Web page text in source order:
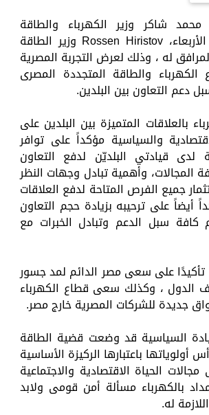
محمد شاكر وزير الكهرباء والطاقة
المتجددة، اليوم الأربعاء، Rossen Hiristov وزير الطاقة
له ، وذلك لعرض التجربة المصرية
والطاقة المتجددة المصرى
دعم التعاون بين البلدين.
بالعلاقات المتميزة بين البلدين على
والسياسية مؤكداً على توافر
لدى قيادتي البلديّن لدفع التعاون
وأهمية تبادل وجهات النظر
جميع الفرص المتاحة لدفع العلاقات
أيضاً على ترحيبه بزيادة حجم التعاون
كافة سبل الدعم وتبادل الخبرات مع
تأكيدًا على سعى مصر الدائم لمد جسور
الدول ، وكذلك سعى قطاع الكهرباء
جديدة للشركات المصرية خارج مصر.
السياسية قد وضعت قضية الطاقة
أولوياتها باعتبارها الركيزة الأساسية
الحياة الاقتصادية والاجتماعية
بالكهرباء مسألة أمن قومى ولابد
له.